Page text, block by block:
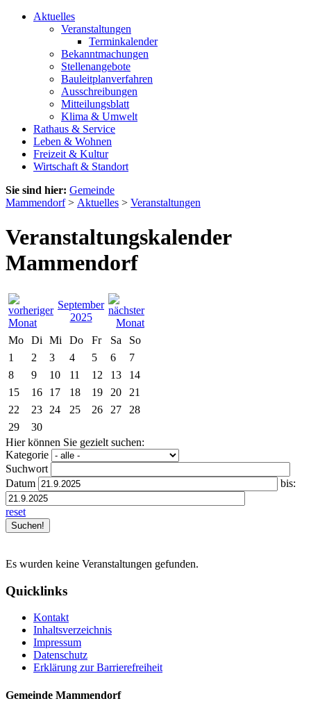
Aktuelles
Veranstaltungen
Terminkalender
Bekanntmachungen
Stellenangebote
Bauleitplanverfahren
Ausschreibungen
Mitteilungsblatt
Klima & Umwelt
Rathaus & Service
Leben & Wohnen
Freizeit & Kultur
Wirtschaft & Standort
Sie sind hier: Gemeinde
Mammendorf> Aktuelles > Veranstaltungen
Veranstaltungskalender
Mammendorf
September
2025
Mo
Di Mi Do Fr Sa
So
1
2 3 4 5 6
7
8
9 10 11 12 13
14
15
16 17 18 19 20
21
22
23 24 25 26 27
28
29
30
Hier können Sie gezielt suchen:
Kategorie
Suchwort
Datum
bis:
reset
Es wurden keine Veranstaltungen gefunden.
Quicklinks
Kontakt
Inhaltsverzeichnis
Impressum
Datenschutz
Erklärung zur Barrierefreiheit
Gemeinde Mammendorf